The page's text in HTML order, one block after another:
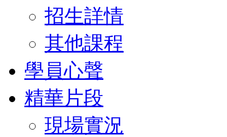
招生詳情
其他課程
學員心聲
精華片段
現場實況